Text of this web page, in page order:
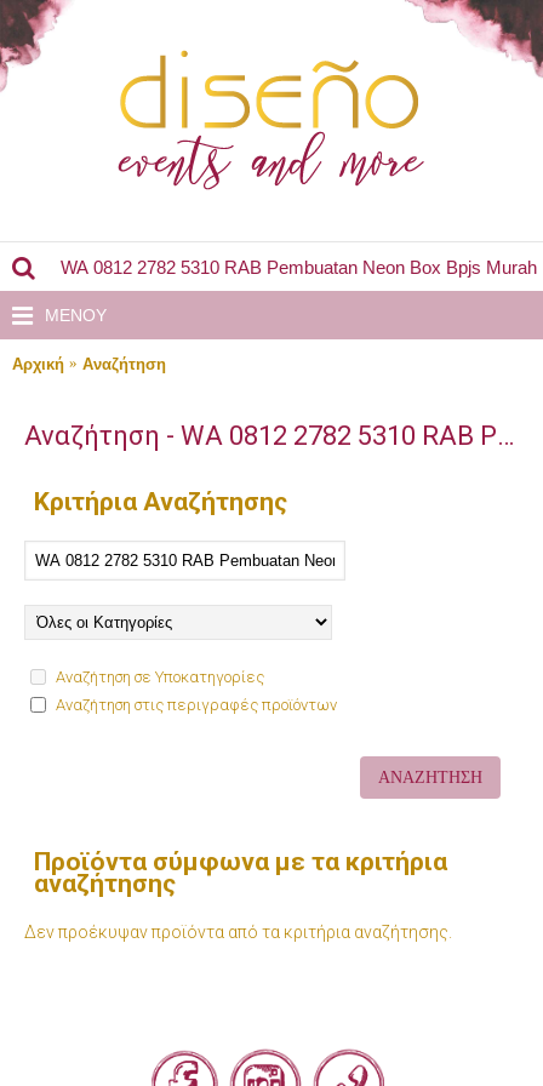
MENOY
Αρχική Αναζήτηση
Αναζήτηση - WA 0812 2782 5310 RAB Pembuatan Neon Box Bpjs Murah Masaran Sragen
Κριτήρια Αναζήτησης
Αναζήτηση σε Υποκατηγορίες
Αναζήτηση στις περιγραφές προϊόντων
Προϊόντα σύμφωνα με τα κριτήρια
αναζήτησης
Δεν προέκυψαν προϊόντα από τα κριτήρια αναζήτησης.